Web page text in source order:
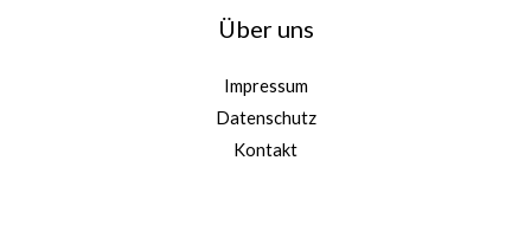
Über uns
Impressum
Datenschutz
Kontakt